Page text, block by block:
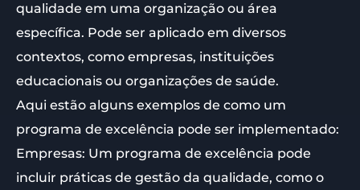
qualidade em uma organização ou área
específica. Pode ser aplicado em diversos
contextos, como empresas, instituições
educacionais ou organizações de saúde.
Aqui estão alguns exemplos de como um
programa de excelência pode ser implementado:
Empresas: Um programa de excelência pode
incluir práticas de gestão da qualidade, como o